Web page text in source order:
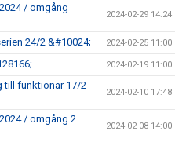
/ omgång
2024-02-29 14:24
24/2 &#10024; 2024-02-25 11:00
2024-02-19 11:00
till funktionär 17/2
2024-02-10 17:48
/ omgång 2
2024-02-08 14:00